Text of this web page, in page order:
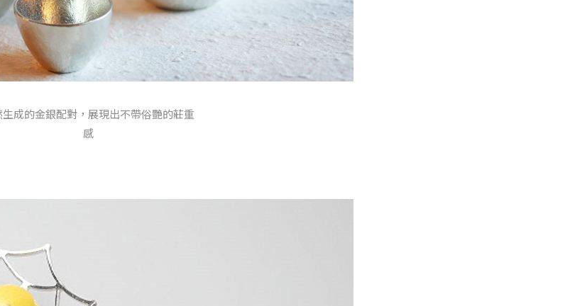
生成的金銀配對，展現出不帶俗艷的莊重
感